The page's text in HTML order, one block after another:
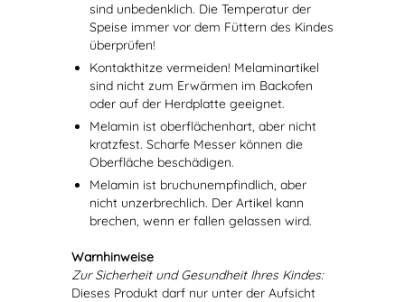
sind unbedenklich. Die Temperatur der
Speise immer vor dem Füttern des Kindes
überprüfen!
Kontakthitze vermeiden! Melaminartikel
sind nicht zum Erwärmen im Backofen
oder auf der Herdplatte geeignet.
Melamin ist oberflächenhart, aber nicht
kratzfest. Scharfe Messer können die
Oberfläche beschädigen.
Melamin ist bruchunempfindlich, aber
nicht unzerbrechlich. Der Artikel kann
brechen, wenn er fallen gelassen wird.
Warnhinweise
Zur Sicherheit und Gesundheit Ihres Kindes:
Dieses Produkt darf nur unter der Aufsicht